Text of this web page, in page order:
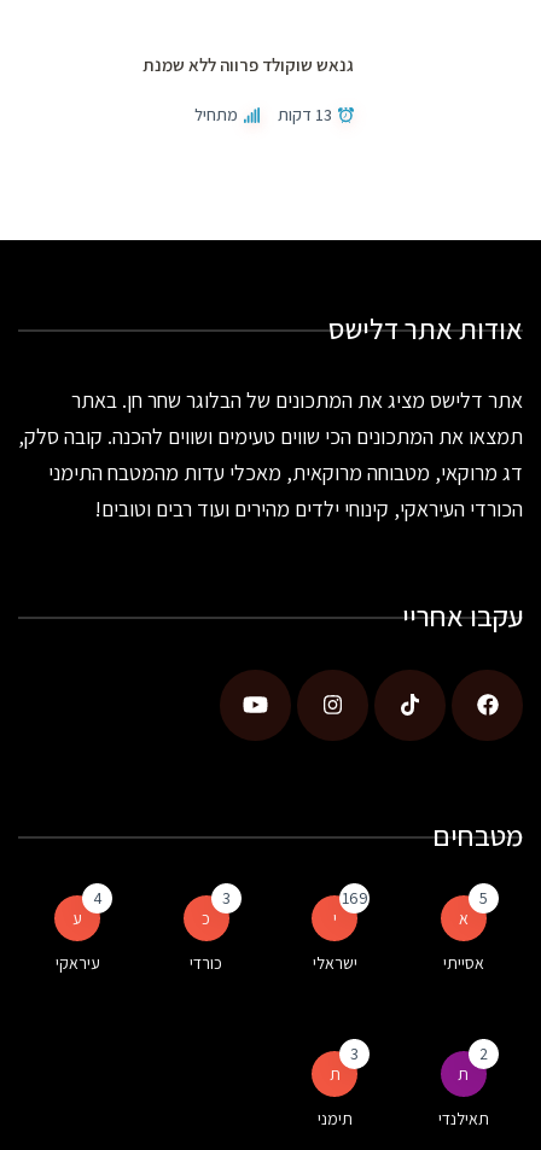
גנאש שוקולד פרווה ללא שמנת
13 דקות מתחיל
אודות אתר דלישס
אתר דלישס מציג את המתכונים של הבלוגר שחר חן. באתר
תמצאו את המתכונים הכי שווים טעימים ושווים להכנה. קובה סלק,
דג מרוקאי, מטבוחה מרוקאית, מאכלי עדות מהמטבח התימני
הכורדי העיראקי, קינוחי ילדים מהירים ועוד רבים וטובים!
עקבו אחריי
מטבחים
א
5
אסייתי
י
169
ישראלי
כ
3
כורדי
ע
4
עיראקי
ת
2
תאילנדי
ת
3
תימני